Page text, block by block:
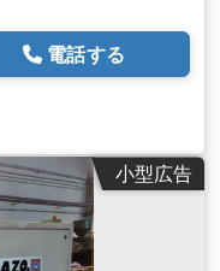
電話する
小型広告